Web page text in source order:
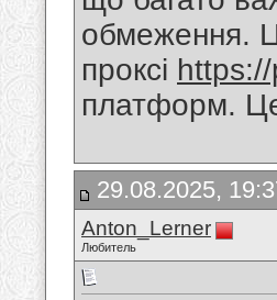
обмеження.
проксі
платформ.
29.08.2025,
Anton_Lerner
Любитель